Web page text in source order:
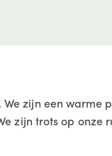
zijn een warme
zijn trots op onze